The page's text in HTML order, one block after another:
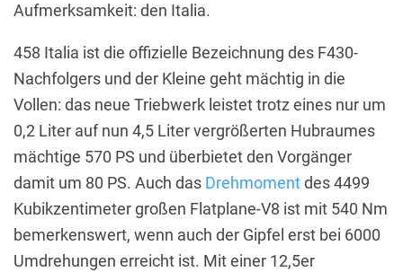
Aufmerksamkeit: den Italia.
458 Italia ist die offizielle Bezeichnung des F430-
Nachfolgers und der Kleine geht mächtig in die
Vollen: das neue Triebwerk leistet trotz eines nur um
0,2 Liter auf nun 4,5 Liter vergrößerten Hubraumes
mächtige 570 PS und überbietet den Vorgänger
damit um 80 PS. Auch das Drehmomentdes 4499
Kubikzentimeter großen Flatplane-V8 ist mit 540 Nm
bemerkenswert, wenn auch der Gipfel erst bei 6000
Umdrehungen erreicht ist. Mit einer 12,5er